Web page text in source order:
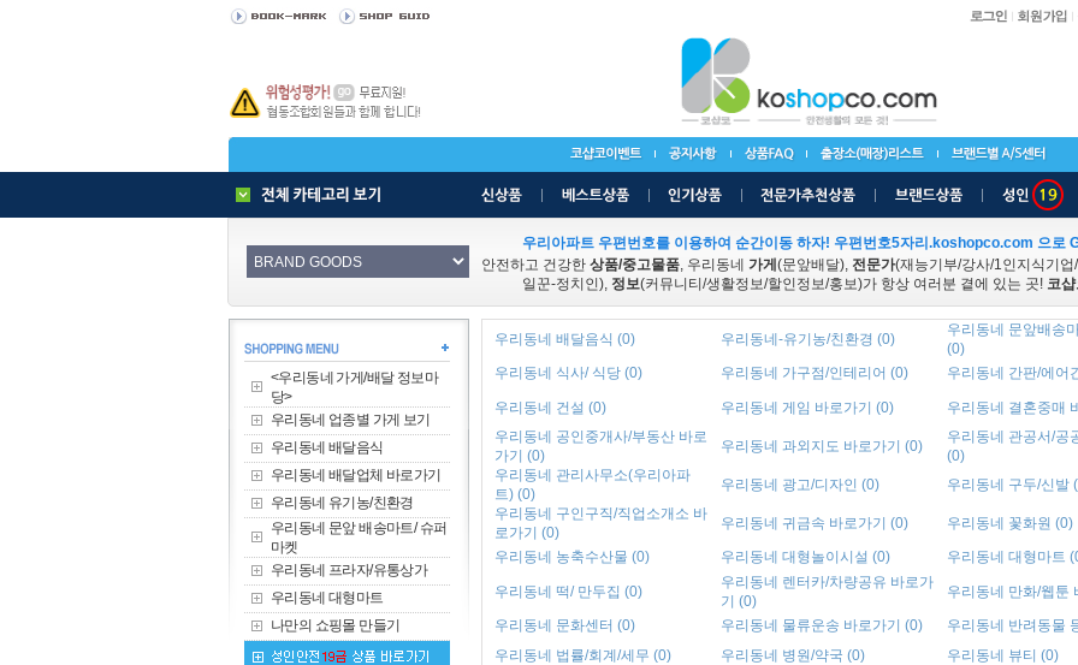
우리아파트 우편번호를 이용하여 순간이동 하자! 우편번호5자리.koshopco.com 으로
안전하고 건강한 상품/중고물품, 우리동네 가게 (문앞배달), 전문가(재능기부/강사/1인지식기업
일꾼-정치인), 정보(커뮤니티/생활정보/할인정보/홍보)가 항상 여러분 곁에 있는 곳! 코
<우리동네 가게/배달 정보마
당>
우리동네 업종별 가게 보기
우리동네 배달음식
우리동네 배달업체 바로가기
우리동네 유기농/친환경
우리동네 문앞 배송마트/ 슈퍼
마켓
우리동네 프라자/유통상가
우리동네 대형마트
나만의 쇼핑몰 만들기
우리동네 배달음식 (0) 우리동네-유기농/친환경 (0)
우리동네 문앞배송
(0)
우리동네 식사/ 식당 (0)
우리동네 가구점/인테리어 (0) 우리동네 간판/에어
우리동네 건설 (0) 우리동네 게임 바로가기 (0)
우리동네 결혼중매
우리동네 공인중개사/부동산 바로
가기 (0)
우리동네 과외지도 바로가기 (0)
우리동네 관공서/공
(0)
우리동네 관리사무소(우리아파
트) (0)
우리동네 광고/디자인 (0)
우리동네 구두/신발
우리동네 구인구직/직업소개소 바
로가기 (0)
우리동네 귀금속 바로가기 (0)
우리동네 꽃화원 (0)
우리동네 농축수산물 (0)
우리동네 대형놀이시설 (0) 우리동네 대형마트
우리동네 떡/ 만두집 (0)
우리동네 렌터카/차량공유 바로가
기 (0)
우리동네 만화/웹툰
우리동네 문화센터 (0)
우리동네 물류운송 바로가기 (0)
우리동네 반려동물
우리동네 법률/회계/세무 (0)
우리동네 병원/약국 (0) 우리동네 뷰티 (0)